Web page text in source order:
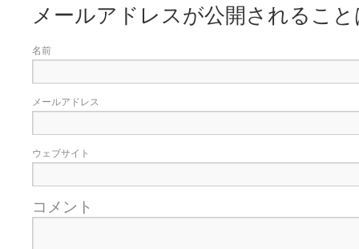
メールアドレスが公開されるこ
名前
メールアドレス
ウェブサイト
コメント